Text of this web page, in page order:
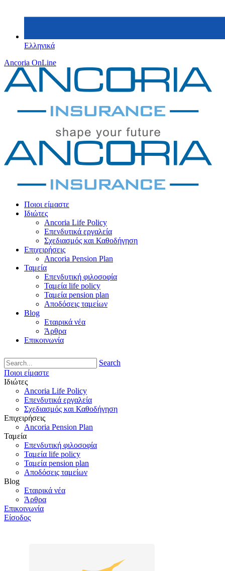
Ελληνικά
Ancoria OnLine
Ποιοι είμαστε
Ιδιώτες
Ancoria Life Policy
Επενδυτικά εργαλεία
Σχεδιασμός και Καθοδήγηση
Επιχειρήσεις
Ancoria Pension Plan
Ταμεία
Επενδυτική φιλοσοφία
Ταμεία life policy
Ταμεία pension plan
Αποδόσεις ταμείων
Blog
Εταιρικά νέα
Άρθρα
Επικοινωνία
Search
Ποιοι είμαστε
Ιδιώτες
Ancoria Life Policy
Επενδυτικά εργαλεία
Σχεδιασμός και Καθοδήγηση
Επιχειρήσεις
Ancoria Pension Plan
Ταμεία
Επενδυτική φιλοσοφία
Ταμεία life policy
Ταμεία pension plan
Αποδόσεις ταμείων
Blog
Εταιρικά νέα
Άρθρα
Επικοινωνία
Είσοδος